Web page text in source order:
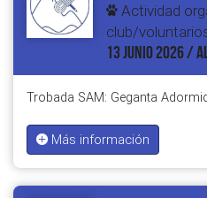
Actividad
club/
13 JUNIO 2026 /
Trobada SAM: Geganta
Más información